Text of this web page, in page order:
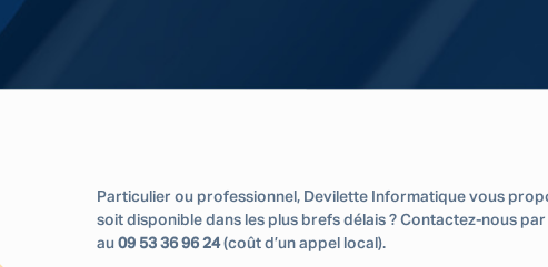
Particulier ou professionnel, Devilette Informatique vous
soit disponible dans les plus brefs délais ? Contactez-nous
au 09 53 36 96 24(coût d’un appel local).